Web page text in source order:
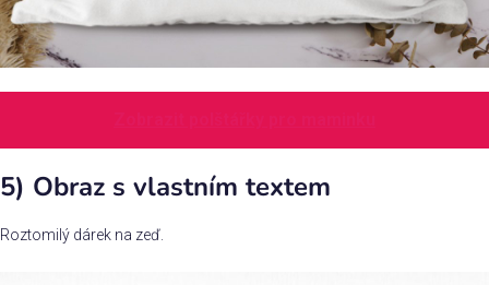
5) Obraz s vlastním textem
Roztomilý dárek na zeď.